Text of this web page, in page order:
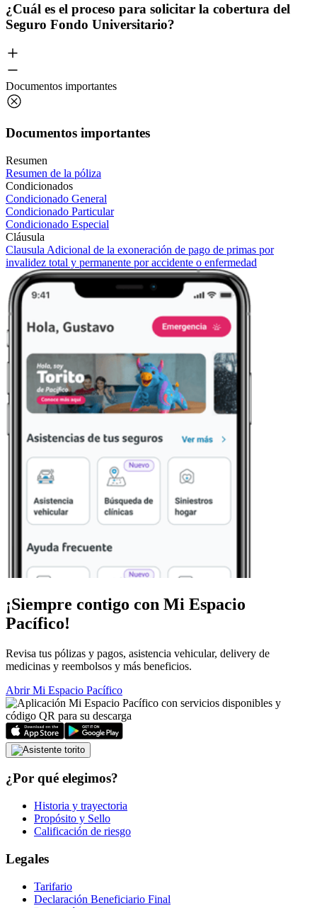
¿Cuál es el proceso para solicitar la cobertura del
Seguro Fondo Universitario?
Documentos importantes
Documentos importantes
Resumen
Resumen de la póliza
Condicionados
Condicionado General
Condicionado Particular
Condicionado Especial
Cláusula
Clausula Adicional de la exoneración de pago de primas por
invalidez total y permanente por accidente o enfermedad
¡Siempre contigo con Mi Espacio
Pacífico!
Revisa tus pólizas y pagos, asistencia vehicular, delivery de
medicinas y reembolsos y más beneficios.
Abrir Mi Espacio Pacífico
¿Por qué elegimos?
Historia y trayectoria
Propósito y Sello
Calificación de riesgo
Legales
Tarifario
Declaración Beneficiario Final